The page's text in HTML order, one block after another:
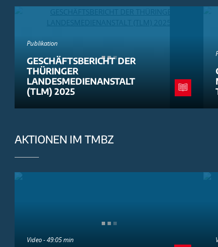
Publikation
GESCHÄFTSBERICHT DER
THÜRINGER
LANDESMEDIENANSTALT
(TLM) 2025
AKTIONEN IM TMBZ
Video - 49:05 min